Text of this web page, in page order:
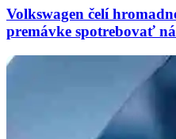
Volkswagen čelí
premávke spotrebovať